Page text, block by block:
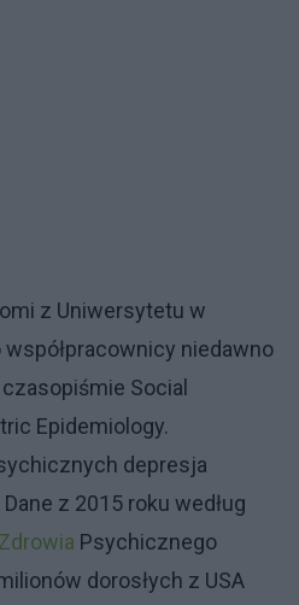
z Uniwersytetu w
niedawno
Social
Epidemiology.
depresja
z 2015 roku według
Zdrowia Psychicznego
dorosłych z USA